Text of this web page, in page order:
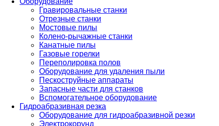
Гравировальные станки
Отрезные станки
Мостовые пилы
Колено-рычажные станки
Канатные пилы
Газовые горелки
Переполировка полов
Оборудование для удаления пыли
Пескоструйные аппараты
Запасные части для станков
Вспомогательное оборудование
Гидроабразивная резка
Оборудование для гидроабразивной резки
Электрокорунд